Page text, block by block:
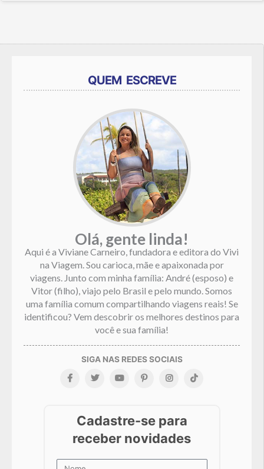
QUEM ESCREVE
Olá, gente linda!
Aqui é a Viviane Carneiro, fundadora e editora do Vivi
na Viagem. Sou carioca, mãe e apaixonada por
viagens. Junto com minha família: André (esposo) e
Vitor (filho), viajo pelo Brasil e pelo mundo. Somos
uma família comum compartilhando viagens reais! Se
identificou? Vem descobrir os melhores destinos para
você e sua família!